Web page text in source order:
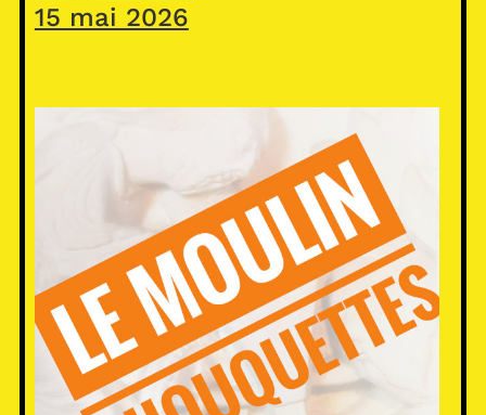
15 mai 2026